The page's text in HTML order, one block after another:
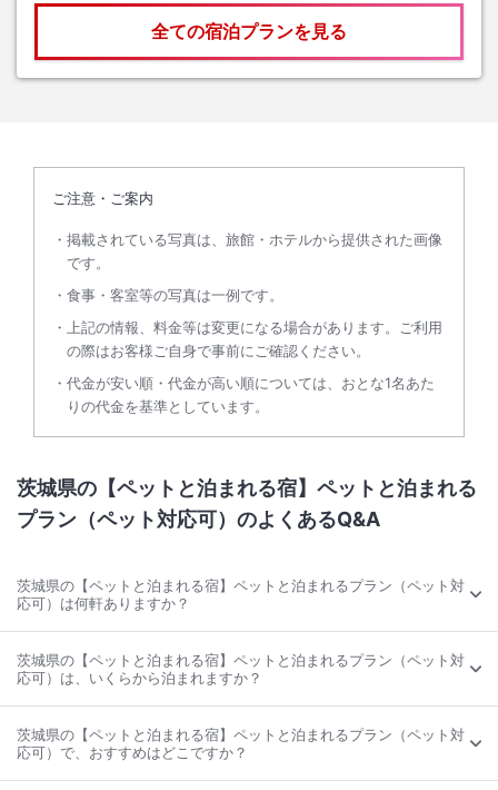
全ての宿泊プランを見る
ご注意・ご案内
掲載されている写真は、旅館・ホテルから提供された画像
です。
食事・客室等の写真は一例です。
上記の情報、料金等は変更になる場合があります。ご利用
の際はお客様ご自身で事前にご確認ください。
代金が安い順・代金が高い順については、おとな1名あた
りの代金を基準としています。
茨城県の【ペットと泊まれる宿】ペットと泊まれる
プラン（ペット対応可）のよくあるQ&A
茨城県の【ペットと泊まれる宿】ペットと泊まれるプラン（ペット対
応可）は何軒ありますか？
茨城県の【ペットと泊まれる宿】ペットと泊まれるプラン（ペット対
応可）は、いくらから泊まれますか？
茨城県の【ペットと泊まれる宿】ペットと泊まれるプラン（ペット対
応可）で、おすすめはどこですか？